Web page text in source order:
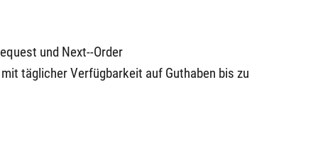
und Next--Order
täglicher Verfügbarkeit auf Guthaben bis zu